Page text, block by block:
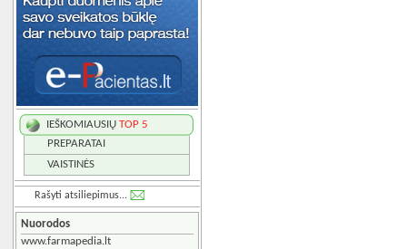
IEŠKOMIAUSIŲ TOP 5
PREPARATAI
VAISTINĖS
Rašyti atsiliepimus...
Nuorodos
www.farmapedia.lt